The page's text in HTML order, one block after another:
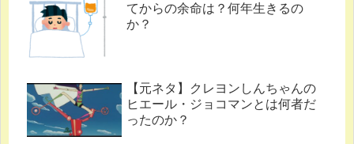
てからの余命は？何年生きるの
か？
【元ネタ】クレヨンしんちゃんの
ヒエール・ジョコマンとは何者だ
ったのか？